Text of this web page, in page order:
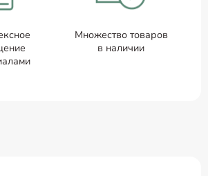
Множество товаров
в наличии